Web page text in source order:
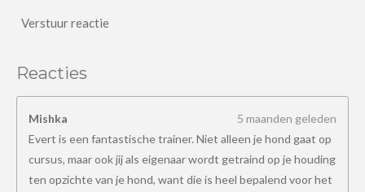
Verstuur reactie
Reacties
Mishka
5 maanden geleden
Evert is een fantastische trainer. Niet alleen je hond gaat op
cursus, maar ook jij als eigenaar wordt getraind op je houding
ten opzichte van je hond, want die is heel bepalend voor het